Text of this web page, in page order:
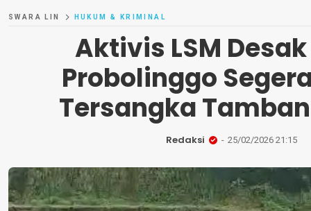
SWARA LIN HUKUM & KRIMINAL
Aktivis LSM
Probolinggo
Tersangka
Redaksi 25/02/2026 21:15